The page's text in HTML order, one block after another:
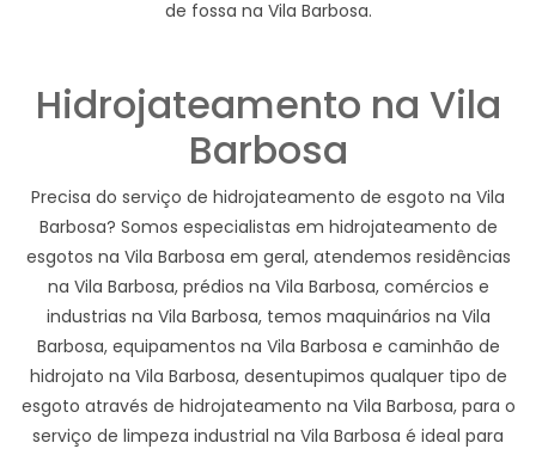
de fossa na Vila Barbosa.
Hidrojateamento na Vila
Barbosa
Precisa do serviço de hidrojateamento de esgoto na Vila
Barbosa? Somos especialistas em hidrojateamento de
esgotos na Vila Barbosa em geral, atendemos residências
na Vila Barbosa, prédios na Vila Barbosa, comércios e
industrias na Vila Barbosa, temos maquinários na Vila
Barbosa, equipamentos na Vila Barbosa e caminhão de
hidrojato na Vila Barbosa, desentupimos qualquer tipo de
esgoto através de hidrojateamento na Vila Barbosa, para o
serviço de limpeza industrial na Vila Barbosa é ideal para